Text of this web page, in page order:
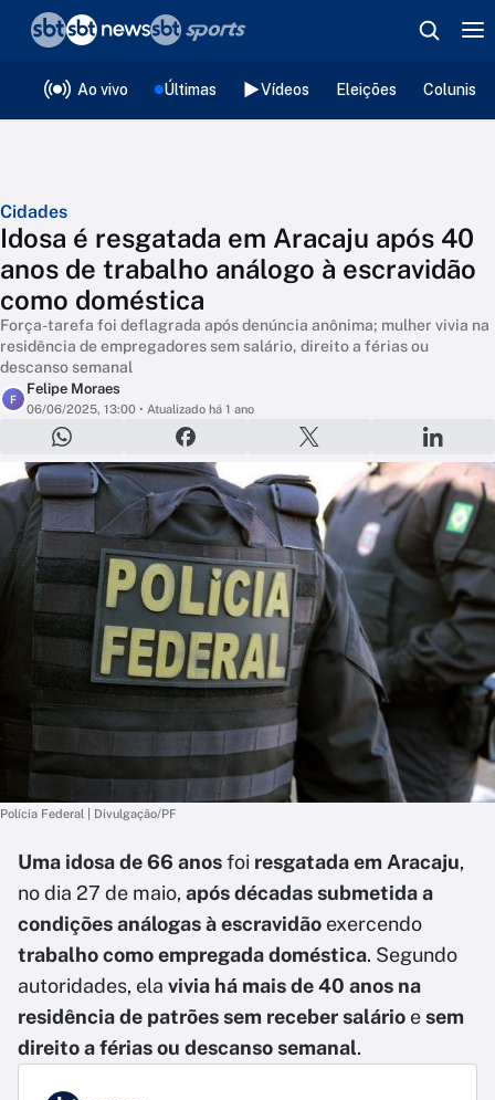
Ao vivo Últimas Vídeos Eleições
Cidades
Idosa é resgatada em Aracaju após 40
anos de trabalho análogo à escravidão
como doméstica
Força-tarefa foi deflagrada após denúncia anônima; mulher vivia na
residência de empregadores sem salário, direito a férias ou
descanso semanal
F
Felipe Moraes
06/06/2025, 13:00 • Atualizado há 1 ano
Polícia Federal | Divulgação/PF
Uma idosa de 66 anosfoi resgatada em Aracaju,
no dia 27 de maio, após décadas submetida a
condições análogas à escravidão exercendo
trabalho como empregada doméstica. Segundo
autoridades, ela vivia há mais de 40 anos na
residência de patrõessem receber salário esem
direito a férias ou descanso semanal.
❮voltar
Editorias